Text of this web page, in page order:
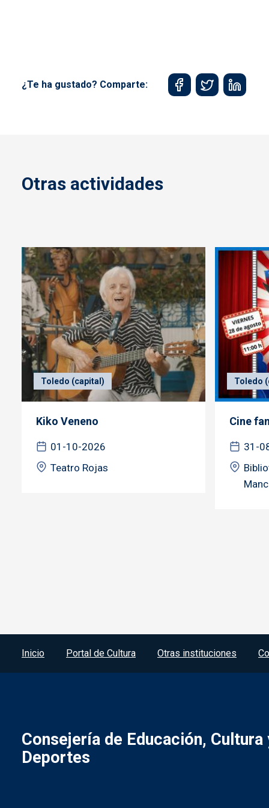
¿Te ha gustado? Comparte:
Otras actividades
Toledo (capital)
Kiko Veneno
01-10-2026
Teatro Rojas
Toledo
Cine
31-
Menú del pie
Inicio Portal de Cultura Otras instituciones
Consejería de Educación, Cultura
Deportes